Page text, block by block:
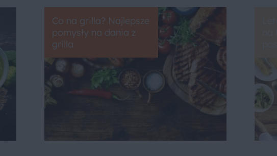
Co na grilla? Najlepsze
pomysły na dania z
grilla